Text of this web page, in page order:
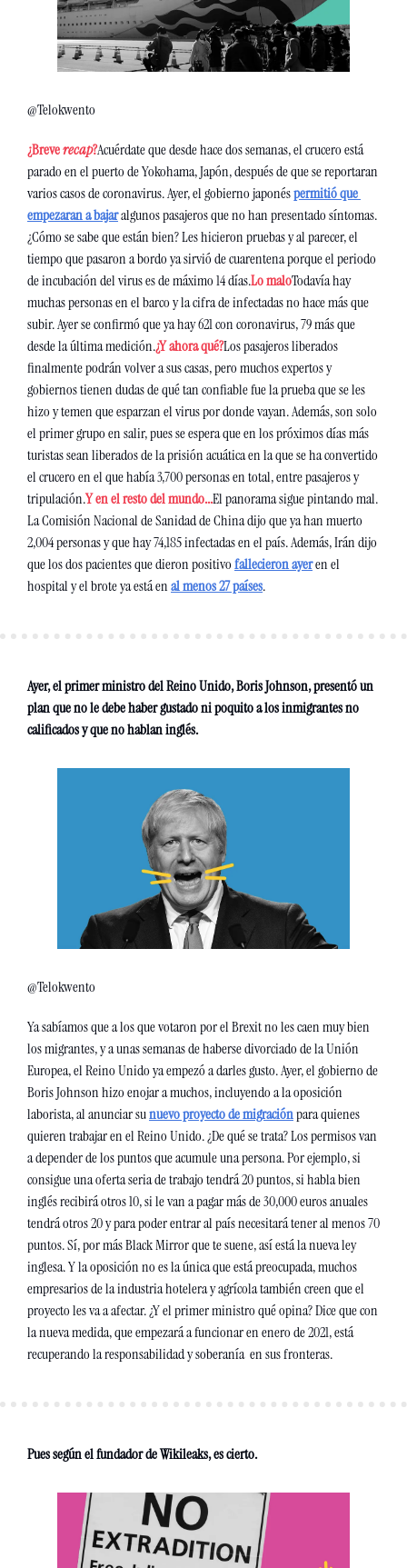
@Telokwento
¿Breve recap?Acuérdate que desde hace dos semanas, el crucero está
parado en el puerto de Yokohama, Japón, después de que se reportaran
varios casos de coronavirus. Ayer, el gobierno japonés permitió que
empezaran a bajar algunos pasajeros que no han presentado síntomas.
¿Cómo se sabe que están bien? Les hicieron pruebas y al parecer, el
tiempo que pasaron a bordo ya sirvió de cuarentena porque el periodo
de incubación del virus es de máximo 14 días.Lo maloTodavía hay
muchas personas en el barco y la cifra de infectadas no hace más que
subir. Ayer se confirmó que ya hay 621 con coronavirus, 79 más que
desde la última medición.¿Y ahora qué?Los pasajeros liberados
finalmente podrán volver a sus casas, pero muchos expertos y
gobiernos tienen dudas de qué tan confiable fue la prueba que se les
hizo y temen que esparzan el virus por donde vayan. Además, son solo
el primer grupo en salir, pues se espera que en los próximos días más
turistas sean liberados de la prisión acuática en la que se ha convertido
el crucero en el que había 3,700 personas en total, entre pasajeros y
tripulación.Y en el resto del mundo...El panorama sigue pintando mal.
La Comisión Nacional de Sanidad de China dijo que ya han muerto
2,004 personas y que hay 74,185 infectadas en el país. Además, Irán dijo
que los dos pacientes que dieron positivo fallecieron ayer en el
hospital y el brote ya está en al menos 27 países.
Ayer, el primer ministro del Reino Unido, Boris Johnson, presentó un
plan que no le debe haber gustado ni poquito a los inmigrantes no
calificados y que no hablan inglés.
@Telokwento
Ya sabíamos que a los que votaron por el Brexit no les caen muy bien
los migrantes, y a unas semanas de haberse divorciado de la Unión
Europea, el Reino Unido ya empezó a darles gusto. Ayer, el gobierno de
Boris Johnson hizo enojar a muchos, incluyendo a la oposición
laborista, al anunciar su nuevo proyecto de migración para quienes
quieren trabajar en el Reino Unido. ¿De qué se trata? Los permisos van
a depender de los puntos que acumule una persona. Por ejemplo, si
consigue una oferta seria de trabajo tendrá 20 puntos, si habla bien
inglés recibirá otros 10, si le van a pagar más de 30,000 euros anuales
tendrá otros 20 y para poder entrar al país necesitará tener al menos 70
puntos. Sí, por más Black Mirror que te suene, así está la nueva ley
inglesa. Y la oposición no es la única que está preocupada, muchos
empresarios de la industria hotelera y agrícola también creen que el
proyecto les va a afectar. ¿Y el primer ministro qué opina? Dice que con
la nueva medida, que empezará a funcionar en enero de 2021, está
recuperando la responsabilidad y soberanía  en sus fronteras.
Pues según el fundador de Wikileaks, es cierto.